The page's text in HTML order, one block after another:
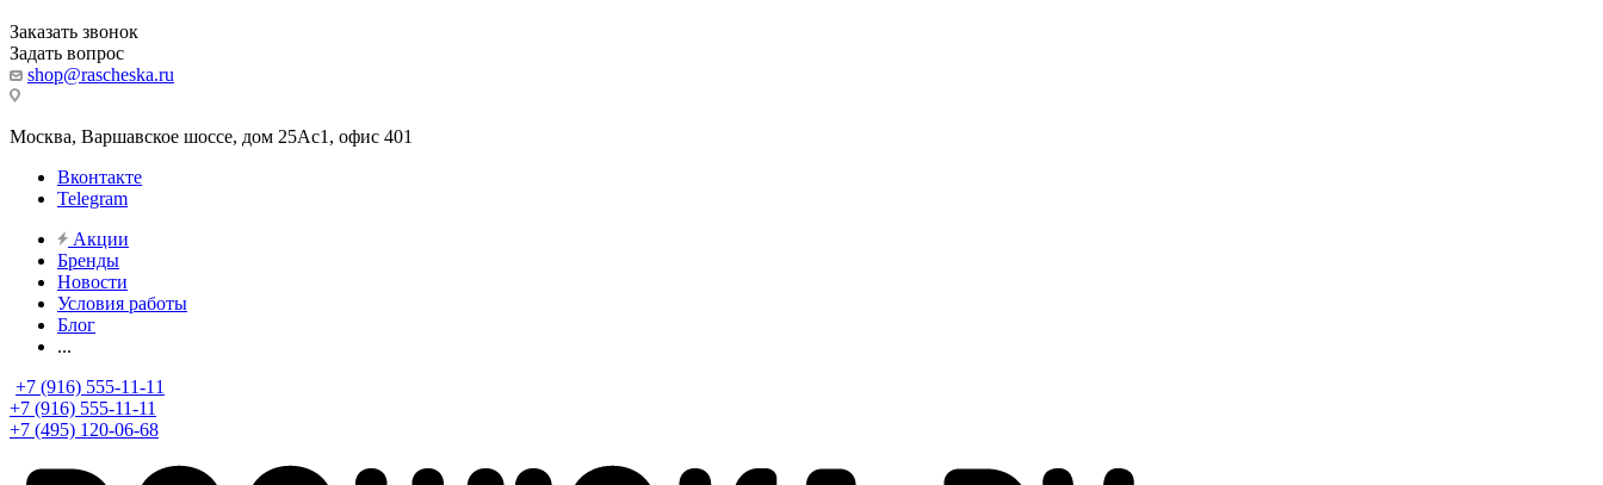
Заказать звонок
Задать вопрос
shop@rascheska.ru
Москва, Варшавское шоссе, дом 25Аc1, офис 401
Вконтакте
Telegram
Акции
Бренды
Новости
Условия работы
Блог
...
+7 (916) 555-11-11
+7 (916) 555-11-11
+7 (495) 120-06-68